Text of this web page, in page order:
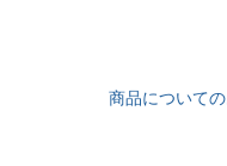
商品について